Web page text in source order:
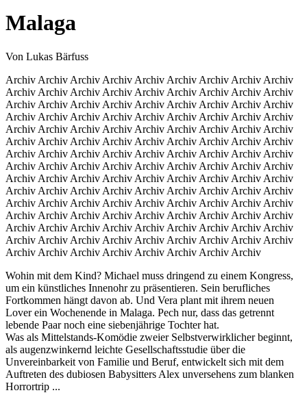
Malaga
Von Lukas Bärfuss
Archiv Archiv Archiv Archiv Archiv Archiv Archiv Archiv Archiv
Archiv Archiv Archiv Archiv Archiv Archiv Archiv Archiv Archiv
Archiv Archiv Archiv Archiv Archiv Archiv Archiv Archiv Archiv
Archiv Archiv Archiv Archiv Archiv Archiv Archiv Archiv Archiv
Archiv Archiv Archiv Archiv Archiv Archiv Archiv Archiv Archiv
Archiv Archiv Archiv Archiv Archiv Archiv Archiv Archiv Archiv
Archiv Archiv Archiv Archiv Archiv Archiv Archiv Archiv Archiv
Archiv Archiv Archiv Archiv Archiv Archiv Archiv Archiv Archiv
Archiv Archiv Archiv Archiv Archiv Archiv Archiv Archiv Archiv
Archiv Archiv Archiv Archiv Archiv Archiv Archiv Archiv Archiv
Archiv Archiv Archiv Archiv Archiv Archiv Archiv Archiv Archiv
Archiv Archiv Archiv Archiv Archiv Archiv Archiv Archiv Archiv
Archiv Archiv Archiv Archiv Archiv Archiv Archiv Archiv Archiv
Archiv Archiv Archiv Archiv Archiv Archiv Archiv Archiv Archiv
Archiv Archiv Archiv Archiv Archiv Archiv Archiv Archiv
Wohin mit dem Kind? Michael muss dringend zu einem Kongress,
um ein künstliches Innenohr zu präsentieren. Sein berufliches
Fortkommen hängt davon ab. Und Vera plant mit ihrem neuen
Lover ein Wochenende in Malaga. Pech nur, dass das getrennt
lebende Paar noch eine siebenjährige Tochter hat.
Was als Mittelstands-Komödie zweier Selbstverwirklicher beginnt,
als augenzwinkernd leichte Gesellschaftsstudie über die
Unvereinbarkeit von Familie und Beruf, entwickelt sich mit dem
Auftreten des dubiosen Babysitters Alex unversehens zum blanken
Horrortrip ...